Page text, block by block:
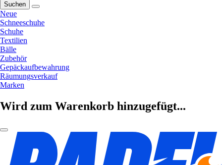
Suchen
Neue
Schneeschuhe
Schuhe
Textilien
Bälle
Zubehör
Gepäckaufbewahrung
Räumungsverkauf
Marken
Wird zum Warenkorb hinzugefügt...